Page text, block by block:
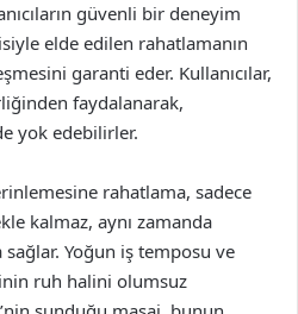
güvenli bir deneyim
elde edilen rahatlamanın
garanti eder. Kullanıcılar,
faydalanarak,
yok edebilirler.
rahatlama, sadece
kalmaz, aynı zamanda
Yoğun iş temposu ve
ruh halini olumsuz